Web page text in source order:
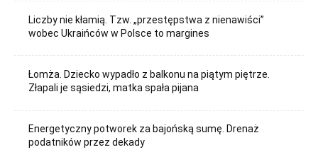
Liczby nie kłamią. Tzw. „przestępstwa z nienawiści”
wobec Ukraińców w Polsce to margines
Łomża. Dziecko wypadło z balkonu na piątym piętrze.
Złapali je sąsiedzi, matka spała pijana
Energetyczny potworek za bajońską sumę. Drenaż
podatników przez dekady